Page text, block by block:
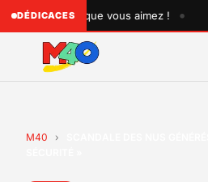
DÉDICACES
que vous aimez ! •
M40 ›